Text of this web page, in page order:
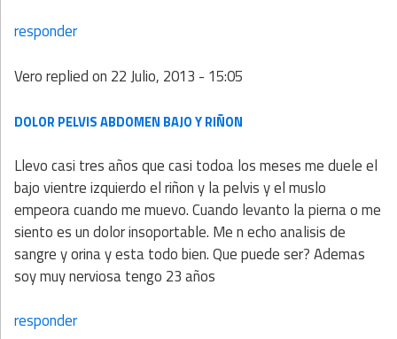
responder
Veroreplied on 22 Julio, 2013 - 15:05
DOLOR PELVIS ABDOMEN BAJO Y RIÑON
Llevo casi tres años que casi todoa los meses me duele el
bajo vientre izquierdo el riñon y la pelvis y el muslo
empeora cuando me muevo. Cuando levanto la pierna o me
siento es un dolor insoportable. Me n echo analisis de
sangre y orina y esta todo bien. Que puede ser? Ademas
soy muy nerviosa tengo 23 años
responder